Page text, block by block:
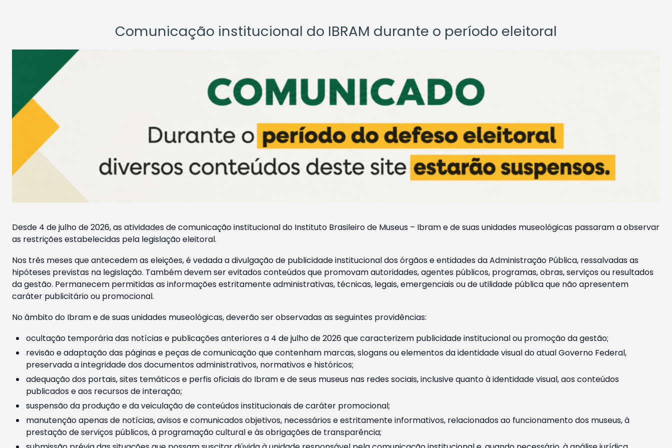
Comunicação institucional do IBRAM durante o período eleitoral
Desde 4 de julho de 2026, as atividades de comunicação institucional do Instituto Brasileiro de Museus – Ibram e de suas unidades museológicas passaram a observar
as restrições estabelecidas pela legislação eleitoral.
Nos três meses que antecedem as eleições, é vedada a divulgação de publicidade institucional dos órgãos e entidades da Administração Pública, ressalvadas as
hipóteses previstas na legislação. Também devem ser evitados conteúdos que promovam autoridades, agentes públicos, programas, obras, serviços ou resultados
da gestão. Permanecem permitidas as informações estritamente administrativas, técnicas, legais, emergenciais ou de utilidade pública que não apresentem
caráter publicitário ou promocional.
No âmbito do Ibram e de suas unidades museológicas, deverão ser observadas as seguintes providências:
ocultação temporária das notícias e publicações anteriores a 4 de julho de 2026 que caracterizem publicidade institucional ou promoção da gestão;
revisão e adaptação das páginas e peças de comunicação que contenham marcas, slogans ou elementos da identidade visual do atual Governo Federal,
preservada a integridade dos documentos administrativos, normativos e históricos;
adequação dos portais, sites temáticos e perfis oficiais do Ibram e de seus museus nas redes sociais, inclusive quanto à identidade visual, aos conteúdos
publicados e aos recursos de interação;
suspensão da produção e da veiculação de conteúdos institucionais de caráter promocional;
manutenção apenas de notícias, avisos e comunicados objetivos, necessários e estritamente informativos, relacionados ao funcionamento dos museus, à
prestação de serviços públicos, à programação cultural e às obrigações de transparência;